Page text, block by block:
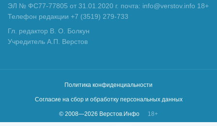
ЭЛ № ФС77-77805 от 31.01.2020 г. почта: info@verstov.info 18+
Телефон редакции +7 (3519) 279-733
Гл. редактор В. О. Болкун
Учредитель А.П. Верстов
Политика конфиденциальности
Согласие на сбор и обработку персональных данных
© 2008—2026 Верстов.Инфо
18+